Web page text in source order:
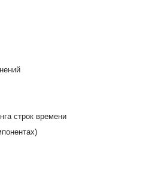
строк времени